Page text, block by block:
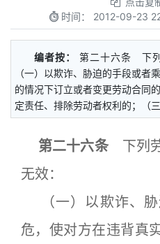
时间： 2012-09-23
编者按：
第二十六条 下列
（一）以欺诈、胁迫的手段或者
的情况下订立或者变更劳动合同
定责任、排除劳动者权利的；（
第二十六条下列劳
无效：
（一）以欺诈、胁
危，使对方在违背真